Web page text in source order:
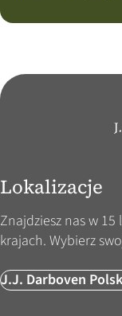
Lokalizacje
Znajdziesz nas w
krajach. Wybierz
J.J. Darboven